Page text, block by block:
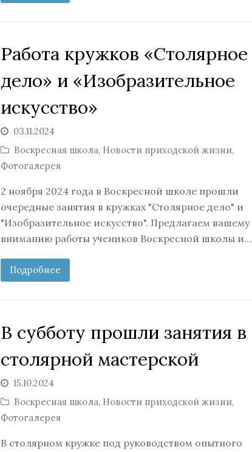
Работа кружков «Столярное
дело» и «Изобразительное
искусство»
03.11.2024
Воскресная школа, Новости приходской жизни,
Фотогалерея
2 ноября 2024 года в Воскресной школе прошли
очередные занятия в кружках "Столярное дело" и
"Изобразительное искусство". Предлагаем вашему
вниманию работы учеников Воскресной школы и…
Подробнее
В субботу прошли занятия в
столярной мастерской
15.10.2024
Воскресная школа, Новости приходской жизни,
Фотогалерея
В столярном кружке под руководством опытного